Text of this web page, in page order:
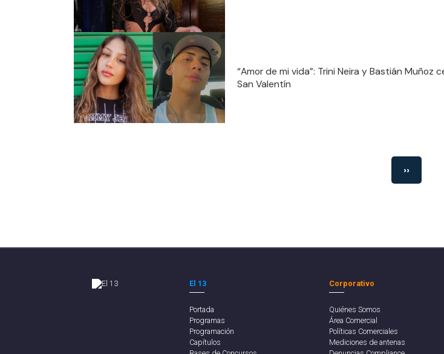
“Amor de mi vida”: Trini Neira y Bastián Muñoz
San Valentín
››
El 13
Portada
Programas
Programación
Capítulos
Corporativo
Quiénes Somos
Área Comercial
Políticas Comerciales
Mediciones de antenas